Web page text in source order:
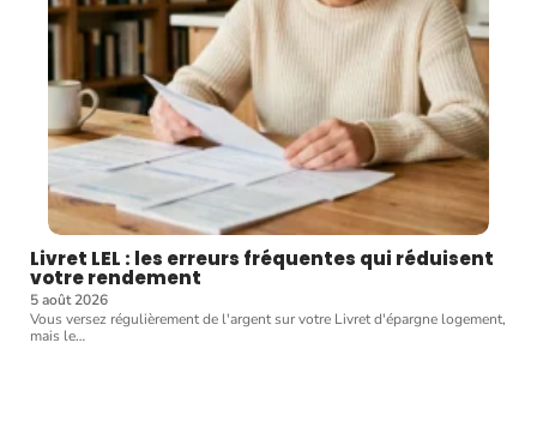
Livret LEL : les erreurs fréquentes qui réduisent
votre rendement
5 août 2026
Vous versez régulièrement de l'argent sur votre Livret d'épargne logement,
mais le…